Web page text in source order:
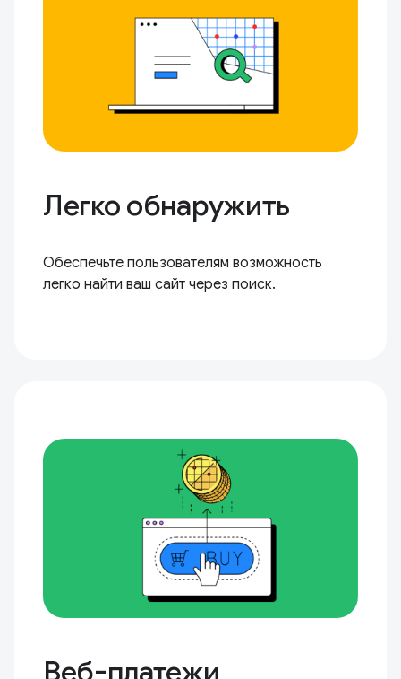
Легко обнаружить
Обеспечьте пользователям возможность
легко найти ваш сайт через поиск.